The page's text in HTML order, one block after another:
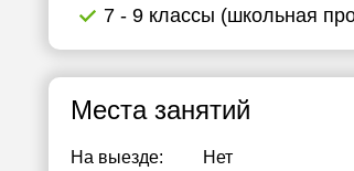
7 - 9 классы (школьная
Места занятий
На выезде: Нет